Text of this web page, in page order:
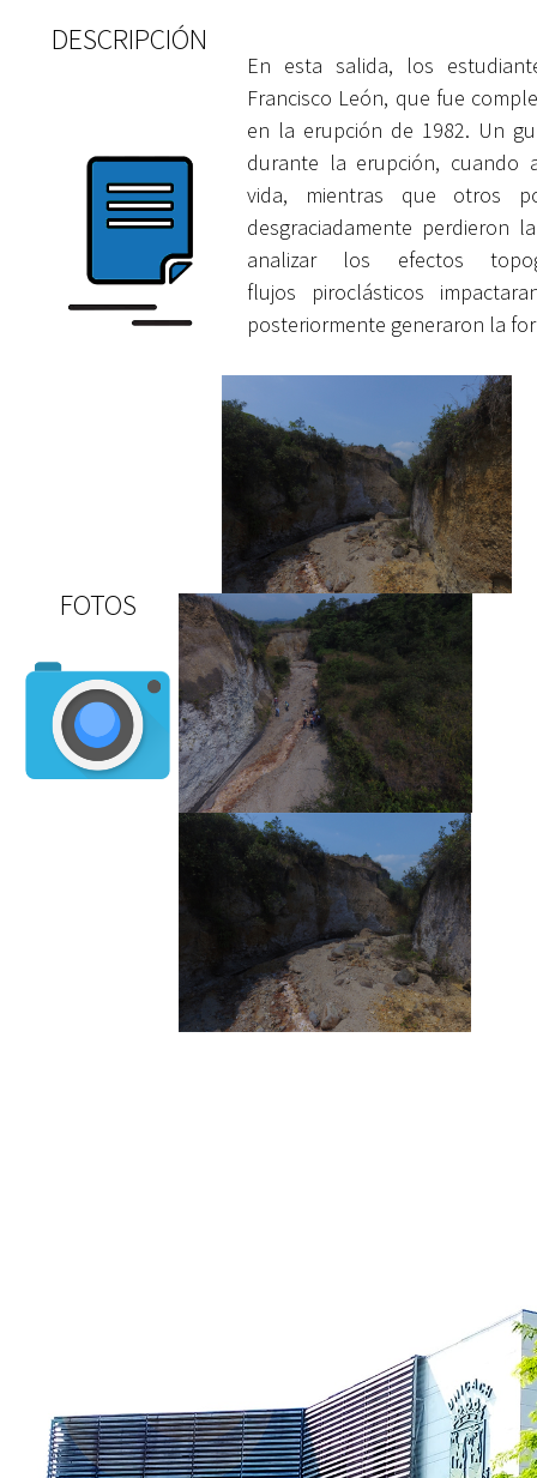
DESCRIPCIÓN
En esta salida, los
Francisco León, que fue
en la erupción de 1982. Un
durante la erupción, cuando
vida, mientras que otros
desgraciadamente perdieron
analizar los efectos
flujos piroclásticos
posteriormente generaron la
FOTOS